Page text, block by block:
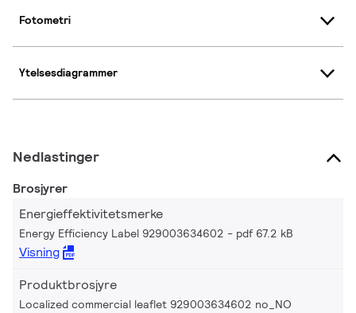
Fotometri
Ytelsesdiagrammer
Nedlastinger
Brosjyrer
Energieffektivitetsmerke
Energy Efficiency Label 929003634602 pdf 67.2 kB
Visning
Produktbrosjyre
Localized commercial leaflet 929003634602 no_NO